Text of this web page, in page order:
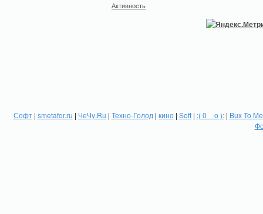
Активность
Софт| smetafor.ru | ЧеЧу.Ru | Техно-Голод | кино| Soft| :( 0 _ о ):| Bux To Me